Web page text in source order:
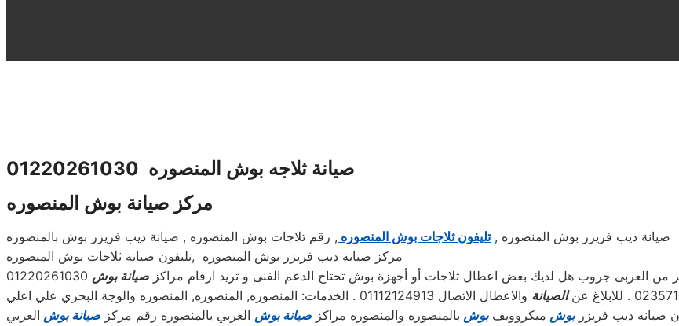
صيانة ثلاجه بوش المنصوره 01220261030
صيانة ديب فريزر بوش المنصوره ,تليفون ثلاجات بوش المنصوره , رقم تلاجات بوش المنصوره , صيانة ديب فريزر بوش بالمنصوره
مركز صيانة ديب فريزر بوش المنصوره ,تليفون صيانة ثلاجات بوش المنصوره
العربى جروب هل لديك بعض اعطال ثلاجات أو أجهزة بوش تحتاج الدعم الفنى و تريد ارقام مراكز صيانة بوش
الصيانة
والاعطال الاتصال 01112124913 . الخدمات: المنصوره, المنصوره, المنصوره والوجة البحري علي اعلي
صيانه ديب فريزربوش ميكروويفبوش بالمنصوره والمنصوره مراكز صيانة بوش العربي بالمنصوره رقم مركز صيانة بوش العربي